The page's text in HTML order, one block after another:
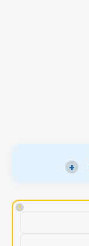
+
!